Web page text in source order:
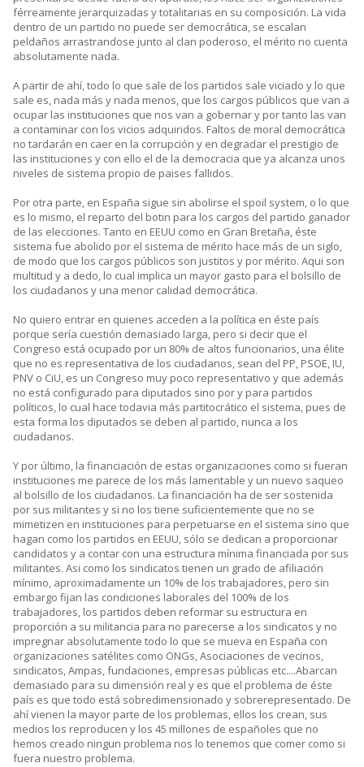
férreamente jerarquizadas y totalitarias en su composición. La vida
dentro de un partido no puede ser democrática, se escalan
peldaños arrastrandose junto al clan poderoso, el mérito no cuenta
absolutamente nada.
A partir de ahí, todo lo que sale de los partidos sale viciado y lo que
sale es, nada más y nada menos, que los cargos públicos que van a
ocupar las instituciones que nos van a gobernar y por tanto las van
a contaminar con los vicios adquiridos. Faltos de moral democrática
no tardarán en caer en la corrupción y en degradar el prestigio de
las instituciones y con ello el de la democracia que ya alcanza unos
niveles de sistema propio de paises fallidos.
Por otra parte, en España sigue sin abolirse el spoil system, o lo que
es lo mismo, el reparto del botin para los cargos del partido ganador
de las elecciones. Tanto en EEUU como en Gran Bretaña, éste
sistema fue abolido por el sistema de mérito hace más de un siglo,
de modo que los cargos públicos son justitos y por mérito. Aqui son
multitud y a dedo, lo cual implica un mayor gasto para el bolsillo de
los ciudadanos y una menor calidad democrática.
No quiero entrar en quienes acceden a la política en éste país
porque sería cuestión demasiado larga, pero si decir que el
Congreso está ocupado por un 80% de altos funcionarios, una élite
que no es representativa de los ciudadanos, sean del PP, PSOE, IU,
PNV o CiU, es un Congreso muy poco representativo y que además
no está configurado para diputados sino por y para partidos
políticos, lo cual hace todavia más partitocrático el sistema, pues de
esta forma los diputados se deben al partido, nunca a los
ciudadanos.
Y por último, la financiación de estas organizaciones como si fueran
instituciones me parece de los más lamentable y un nuevo saqueo
al bolsillo de los ciudadanos. La financiación ha de ser sostenida
por sus militantes y si no los tiene suficientemente que no se
mimetizen en instituciones para perpetuarse en el sistema sino que
hagan como los partidos en EEUU, sólo se dedican a proporcionar
candidatos y a contar con una estructura mínima financiada por sus
militantes. Asi como los sindicatos tienen un grado de afiliación
mínimo, aproximadamente un 10% de los trabajadores, pero sin
embargo fijan las condiciones laborales del 100% de los
trabajadores, los partidos deben reformar su estructura en
proporción a su militancia para no parecerse a los sindicatos y no
impregnar absolutamente todo lo que se mueva en España con
organizaciones satélites como ONGs, Asociaciones de vecinos,
sindicatos, Ampas, fundaciones, empresas públicas etc....Abarcan
demasiado para su dimensión real y es que el problema de éste
país es que todo está sobredimensionado y sobrerepresentado. De
ahí vienen la mayor parte de los problemas, ellos los crean, sus
medios los reproducen y los 45 millones de españoles que no
hemos creado ningun problema nos lo tenemos que comer como si
fuera nuestro problema.